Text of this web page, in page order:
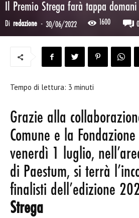
Il Premio Strega farà tappa
Di redazione - 30/06/2022 1600 0
Tempo di lettura: 3 minuti
Grazie alla
Comune e la
venerdì 1 luglio,
di Paestum, si terrà
finalisti dell’edizione
Strega